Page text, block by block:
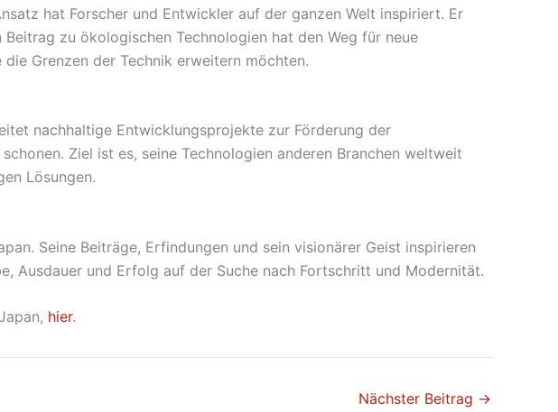
hat Forscher und Entwickler auf der ganzen Welt inspiriert. Er
zu ökologischen Technologien hat den Weg für neue
Grenzen der Technik erweitern möchten.
nachhaltige Entwicklungsprojekte zur Förderung der
Ziel ist es, seine Technologien anderen Branchen weltweit
Lösungen.
Seine Beiträge, Erfindungen und sein visionärer Geist inspirieren
Ausdauer und Erfolg auf der Suche nach Fortschritt und Modernität.
hier.
Nächster Beitrag →